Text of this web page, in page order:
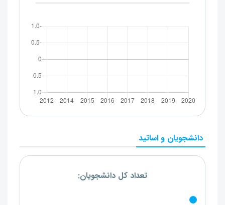
دانشجویان و اساتید
تعداد کل دانشجویان: